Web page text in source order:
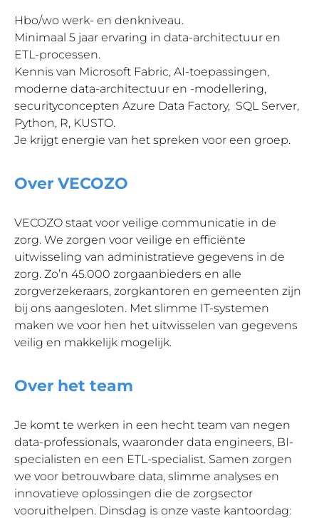
Hbo/wo werk- en denkniveau.
Minimaal 5 jaar ervaring in data-architectuur en
ETL-processen.
Kennis van Microsoft Fabric, AI-toepassingen,
moderne data-architectuur en -modellering,
securityconcepten Azure Data Factory, SQL Server,
Python, R, KUSTO.
Je krijgt energie van het spreken voor een groep.
Over VECOZO
VECOZO staat voor veilige communicatie in de
zorg. We zorgen voor veilige en efficiënte
uitwisseling van administratieve gegevens in de
zorg. Zo’n 45.000 zorgaanbieders en alle
zorgverzekeraars, zorgkantoren en gemeenten zijn
bij ons aangesloten. Met slimme IT-systemen
maken we voor hen het uitwisselen van gegevens
veilig en makkelijk mogelijk.
Over het team
Je komt te werken in een hecht team van negen
data-professionals, waaronder data engineers, BI-
specialisten en een ETL-specialist. Samen zorgen
we voor betrouwbare data, slimme analyses en
innovatieve oplossingen die de zorgsector
vooruithelpen. Dinsdag is onze vaste kantoordag: